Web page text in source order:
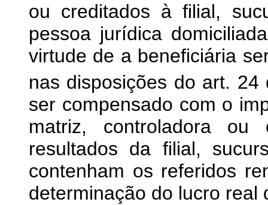
ou creditados à filial,
pessoa jurídica
virtude de a beneficiária
nas disposições do art. 24
ser compensado com o
matriz, controladora
resultados da filial,
contenham os referidos
determinação do lucro real